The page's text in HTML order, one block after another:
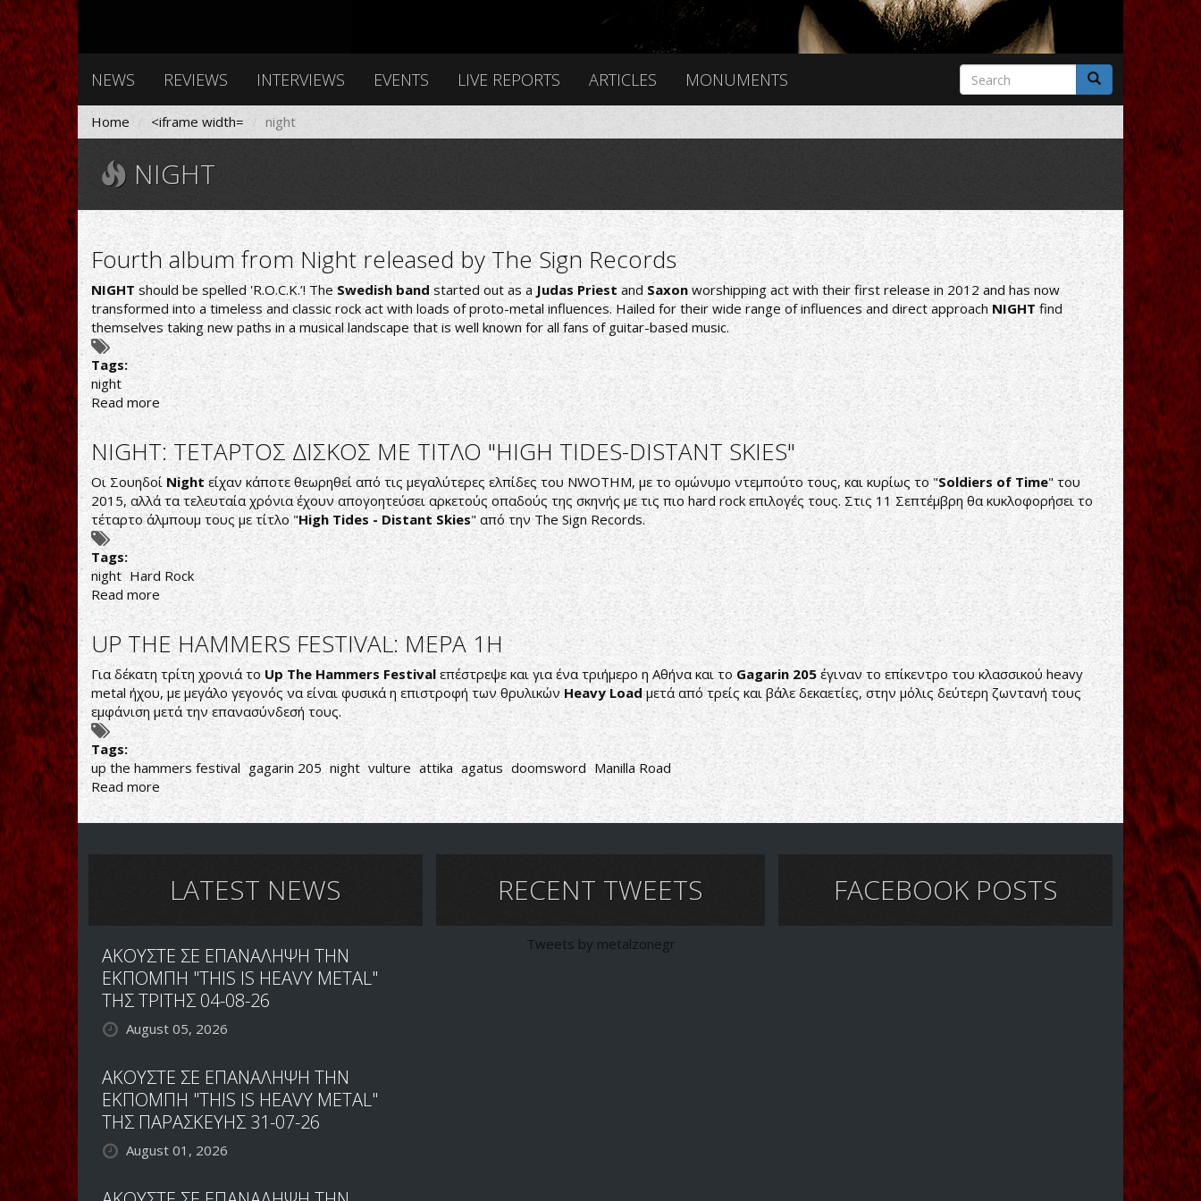
NEWS REVIEWS INTERVIEWS EVENTS LIVE REPORTS ARTICLES MONUMENTS
Search
form
Search
Home <iframe width= night
NIGHT
Fourth album from Night released by The Sign Records
NIGHTshould be spelled 'R.O.C.K.’! TheSwedish band started out as aJudas Priest and Saxon worshipping act with their first release in 2012 and has now
transformed into a timeless and classic rock act with loads of proto-metal influences. Hailed for their wide range of influences and direct approachNIGHT find
themselves taking new paths in a musical landscape that is well known for all fans of guitar-based music.
Tags:
night
Read more about
Fourth
album
from
Night
released
by
The
Sign
Records
ΝΙGHT: TETAΡΤΟΣ ΔΙΣΚΟΣ ΜΕ ΤΙΤΛΟ "ΗΙGH TIDES-DISTANT SKIES"
Oι Σουηδοί Nightείχαν κάποτε θεωρηθεί από τις μεγαλύτερες ελπίδες του NWOTHM, με το ομώνυμο ντεμπούτο τους, και κυρίως το "Soldiers of Time" του
2015, αλλά τα τελευταία χρόνια έχουν απογοητεύσει αρκετούς οπαδούς της σκηνής με τις πιο hard rock επιλογές τους. Στις 11 Σεπτέμβρη θα κυκλοφορήσει το
τέταρτο άλμπουμ τους με τίτλο "High Tides - Distant Skies" από την The Sign Records.
Tags:
night Ηard Rock
Read more about
ΝΙGHT:
TETAΡΤΟΣ
ΔΙΣΚΟΣ
ΜΕ
ΤΙΤΛΟ
"ΗΙGH
TIDES-
DISTANT
SKIES"
UP THE HAMMERS FESTIVAL: ΜΕΡΑ 1Η
Για δέκατη τρίτη χρονιά τοUp The Ηammers Festival επέστρεψε και για ένα τριήμερο η Αθήνα και το Gagarin 205 έγιναν το επίκεντρο του κλασσικού heavy
metal ήχου, με μεγάλο γεγονός να είναι φυσικά η επιστροφή των θρυλικώνHeavy Loadμετά από τρείς και βάλε δεκαετίες, στην μόλις δεύτερη ζωντανή τους
εμφάνιση μετά την επανασύνδεσή τους.
Tags:
up the hammers festival gagarin 205 night vulture attika agatus doomsword Manilla Road
Read more about
UP
THE
ΜΕΡΑ
1ΗLATEST NEWS
ΑΚΟΥΣΤΕ ΣΕ ΕΠΑΝΑΛΗΨΗ ΤΗΝ
ΕΚΠΟΜΠΗ "THIS IS HEAVY METAL"
ΤΗΣ ΤΡΙΤΗΣ 04-08-26
August 05, 2026
ΑΚΟΥΣΤΕ ΣΕ ΕΠΑΝΑΛΗΨΗ ΤΗΝ
ΕΚΠΟΜΠΗ "THIS IS HEAVY METAL"
ΤΗΣ ΠΑΡΑΣΚΕΥΗΣ 31-07-26
August 01, 2026
RECENT TWEETS
Tweets by metalzonegr
FACEBOOK POSTS